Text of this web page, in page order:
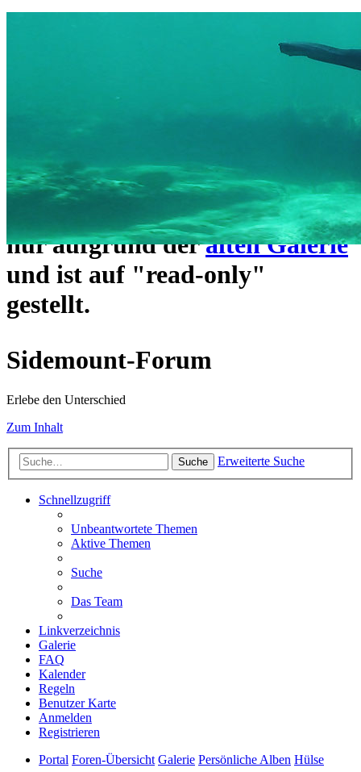
Das Sidemount-Forum ist auf
umgezogen und wie gewohnt
https://www.sidemount-
forum.comerreichbar.
Das alte Forum hier existiert
nur aufgrund deralten Galerie
und ist auf "read-only"
gestellt.
Sidemount-Forum
Erlebe den Unterschied
Zum Inhalt
Suche Erweiterte Suche
Schnellzugriff
Unbeantwortete Themen
Aktive Themen
Suche
Das Team
Linkverzeichnis
Galerie
FAQ
Kalender
Regeln
Benutzer Karte
Anmelden
Registrieren
Portal Foren-Übersicht Galerie Persönliche Alben Hülse